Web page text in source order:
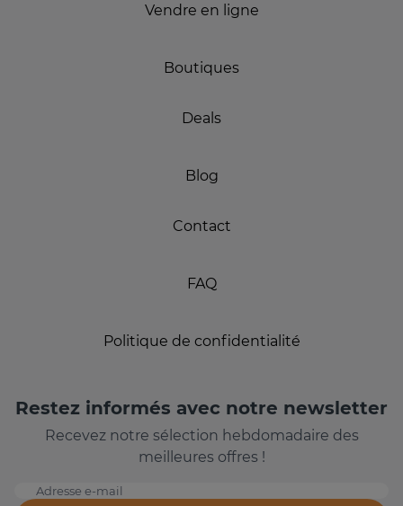
Vendre en ligne
Boutiques
Deals
Blog
Contact
FAQ
Politique de confidentialité
Restez informés avec notre newsletter
Recevez notre sélection hebdomadaire des
meilleures offres !
Adresse e-mail